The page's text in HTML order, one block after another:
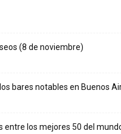
(8 de noviembre)
bares notables en Buenos
entre los mejores 50 del